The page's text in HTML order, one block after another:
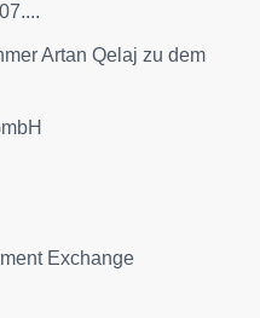
Artan Qelaj zu dem
Exchange